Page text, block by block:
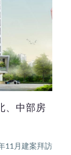
、中部房
11月建案拜訪